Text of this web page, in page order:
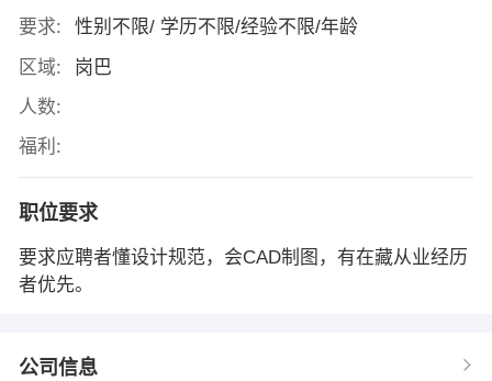
要求:
性别不限/ 学历不限/经验不限/年龄
区域:
岗巴
人数:
福利:
职位要求
要求应聘者懂设计规范，会CAD制图，有在藏从业经历
者优先。
公司信息